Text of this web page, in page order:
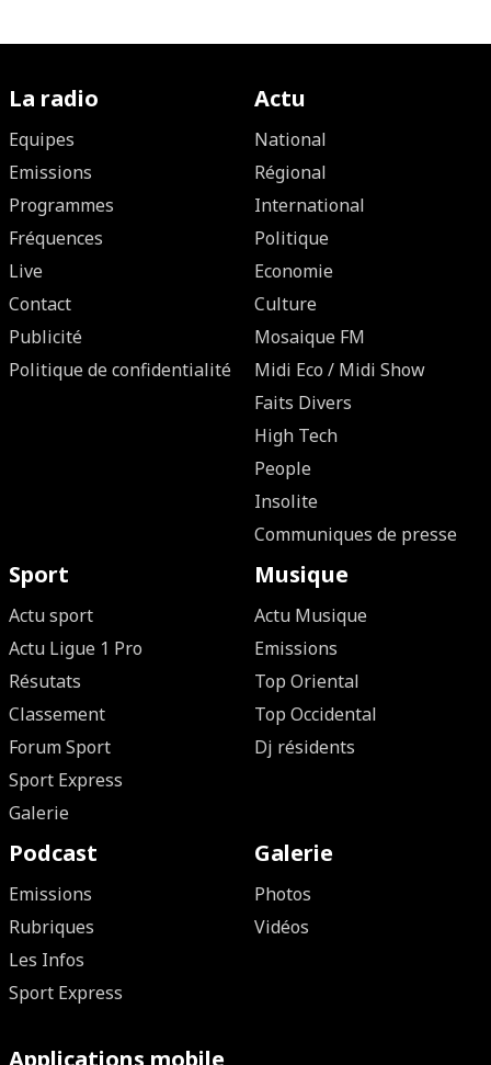
La radio
Equipes
Emissions
Programmes
Fréquences
Live
Contact
Publicité
Politique de confidentialité
Actu
National
Régional
International
Politique
Economie
Culture
Mosaique FM
Midi Eco / Midi Show
Faits Divers
High Tech
People
Insolite
Communiques de presse
Sport
Actu sport
Actu Ligue 1 Pro
Résutats
Classement
Forum Sport
Sport Express
Galerie
Musique
Actu Musique
Emissions
Top Oriental
Top Occidental
Dj résidents
Podcast
Emissions
Rubriques
Les Infos
Sport Express
Galerie
Photos
Vidéos
Applications mobile